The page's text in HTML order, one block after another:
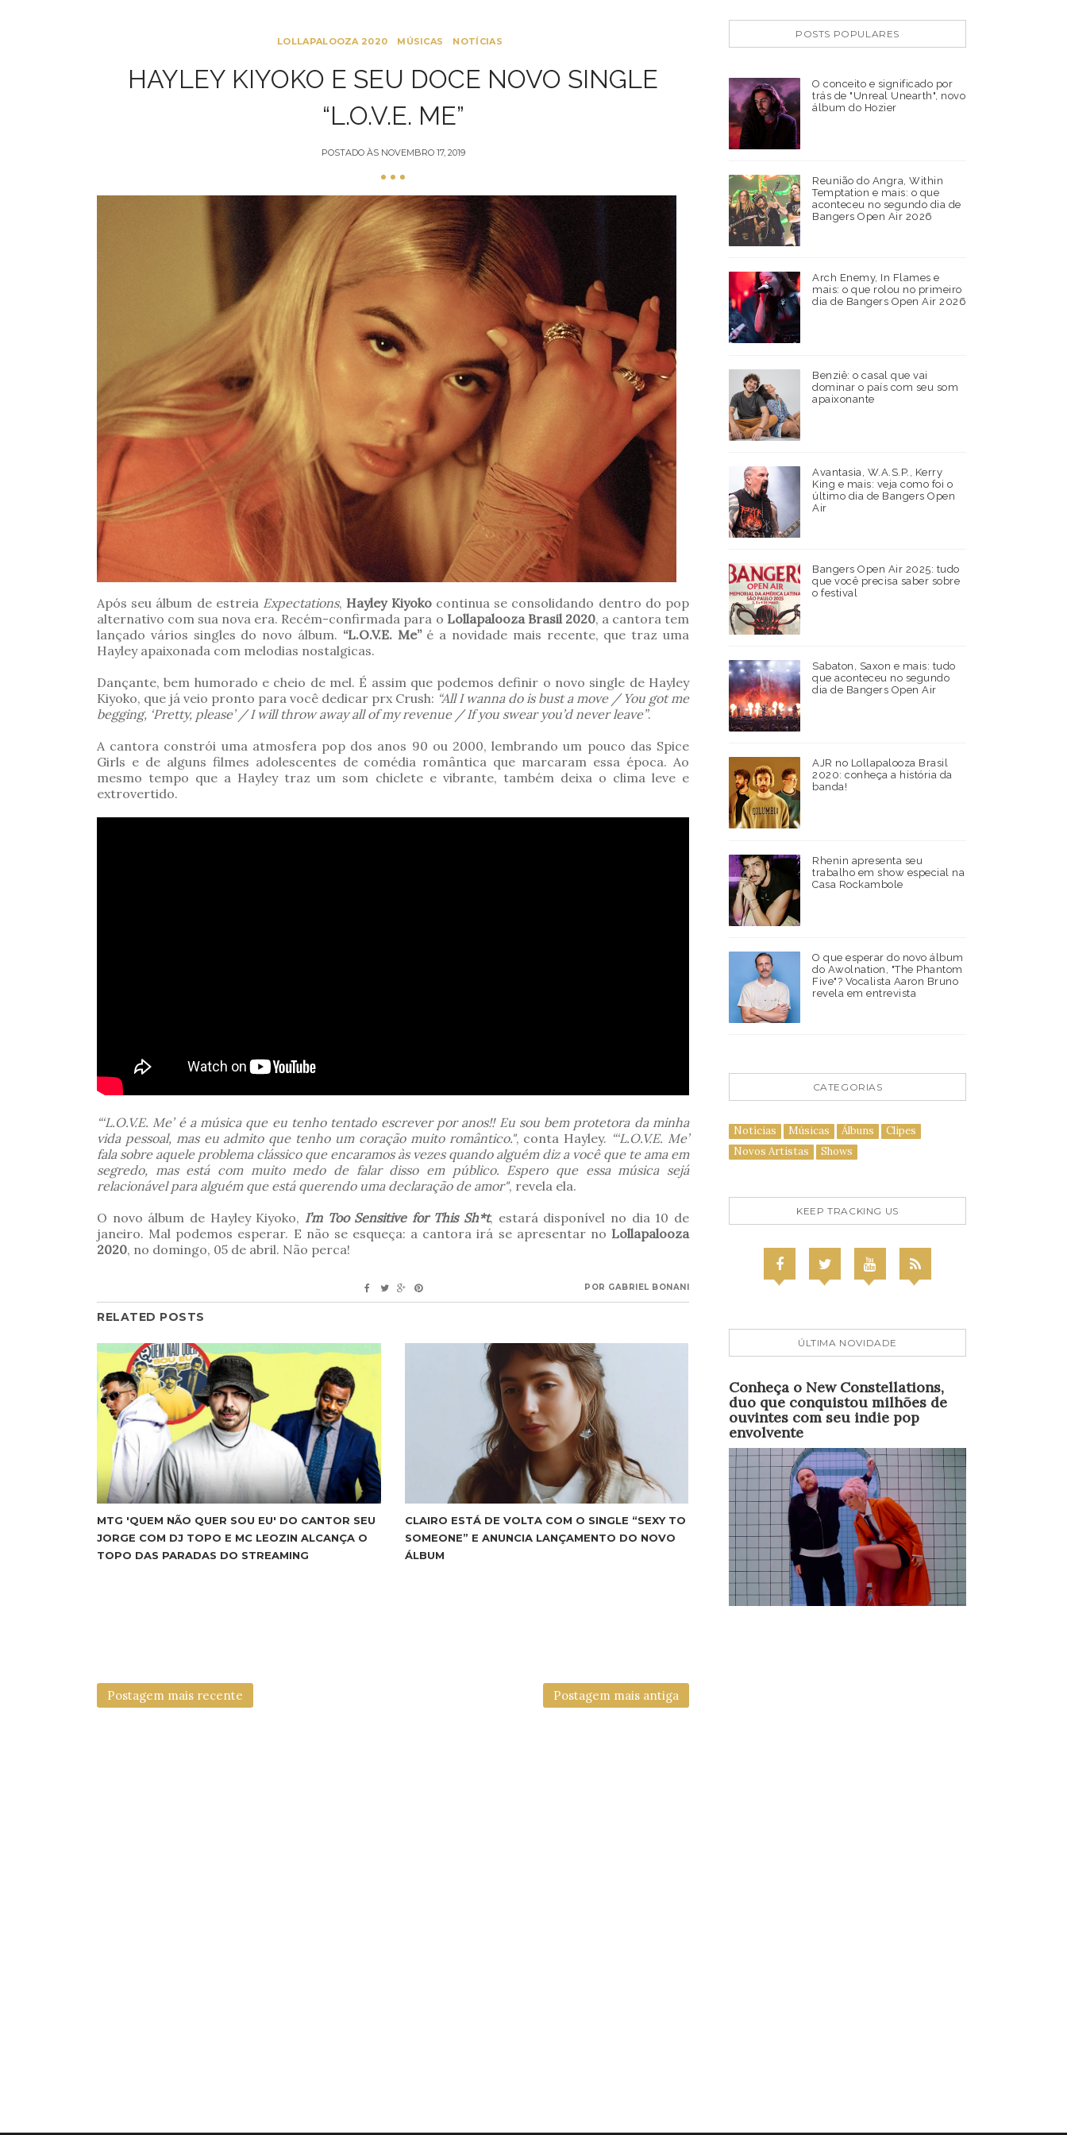
LOLLAPALOOZA 2020 MÚSICAS NOTÍCIAS
HAYLEY KIYOKO E SEU DOCE NOVO SINGLE
“L.O.V.E. ME”
POSTADO ÀS NOVEMBRO 17, 2019
Após seu álbum de estreia Expectations, Hayley Kiyokocontinua se consolidando dentro do pop
alternativo com sua nova era. Recém-confirmada para o Lollapalooza Brasil 2020, a cantora tem
lançado vários singles do novo álbum. “L.O.V.E. Me” é a novidade mais recente, que traz uma
Hayley apaixonada com melodias nostalgicas.
Dançante, bem humorado e cheio de mel. É assim que podemos definir o novo single de Hayley
Kiyoko, que já veio pronto para você dedicar prx Crush: “All I wanna do is bust a move / You got me
begging, ‘Pretty, please’ / I will throw away all of my revenue / If you swear you’d never leave”.
A cantora constrói uma atmosfera pop dos anos 90 ou 2000, lembrando um pouco das Spice
Girls e de alguns filmes adolescentes de comédia romântica que marcaram essa época. Ao
mesmo tempo que a Hayley traz um som chiclete e vibrante, também deixa o clima leve e
extrovertido.
“‘L.O.V.E. Me’ é a música que eu tenho tentado escrever por anos!! Eu sou bem protetora da minha
vida pessoal, mas eu admito que tenho um coração muito romântico.", conta Hayley. “‘L.O.V.E. Me’
fala sobre aquele problema clássico que encaramos às vezes quando alguém diz a você que te ama em
segredo, mas está com muito medo de falar disso em público. Espero que essa música sejá
relacionável para alguém que está querendo uma declaração de amor", revela ela.
O novo álbum de Hayley Kiyoko, I’m Too Sensitive for This Sh*t, estará disponível no dia 10 de
janeiro. Mal podemos esperar. E não se esqueça: a cantora irá se apresentar no Lollapalooza
2020, no domingo, 05 de abril. Não perca!
POR GABRIEL BONANI
RELATED POSTS
MTG 'QUEM NÃO QUER SOU EU' DO CANTOR SEU
JORGE COM DJ TOPO E MC LEOZIN ALCANÇA O
TOPO DAS PARADAS DO STREAMING
CLAIRO ESTÁ DE VOLTA COM O SINGLE “SEXY TO
SOMEONE” E ANUNCIA LANÇAMENTO DO NOVO
ÁLBUM
Postagem mais recente Postagem mais antiga
POSTS POPULARES
O conceito e significado por
trás de "Unreal Unearth", novo
álbum do Hozier
Reunião do Angra, Within
Temptation e mais: o que
aconteceu no segundo dia de
Bangers Open Air 2026
Arch Enemy, In Flames e
mais: o que rolou no primeiro
dia de Bangers Open Air 2026
Benziê: o casal que vai
dominar o país com seu som
apaixonante
Avantasia, W.A.S.P., Kerry
King e mais: veja como foi o
último dia de Bangers Open
Air
Bangers Open Air 2025: tudo
que você precisa saber sobre
o festival
Sabaton, Saxon e mais: tudo
que aconteceu no segundo
dia de Bangers Open Air
AJR no Lollapalooza Brasil
2020: conheça a história da
banda!
Rhenin apresenta seu
trabalho em show especial na
Casa Rockambole
O que esperar do novo álbum
do Awolnation, "The Phantom
Five"? Vocalista Aaron Bruno
revela em entrevista
CATEGORIAS
Notícias Músicas Álbuns
Clipes
Novos Artistas
Shows
KEEP TRACKING US
ÚLTIMA NOVIDADE
Conheça o New Constellations,
duo que conquistou milhões de
ouvintes com seu indie pop
envolvente